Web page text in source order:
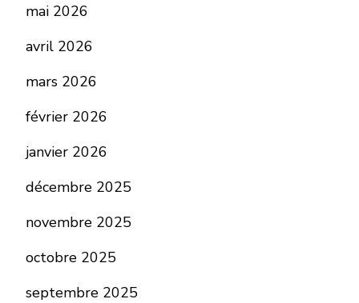
mai 2026
avril 2026
mars 2026
février 2026
janvier 2026
décembre 2025
novembre 2025
octobre 2025
septembre 2025